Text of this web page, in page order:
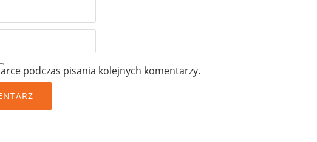
podczas pisania kolejnych komentarzy.